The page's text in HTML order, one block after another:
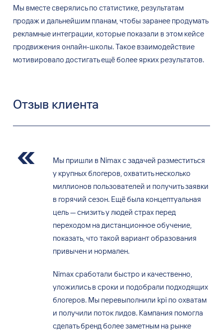
Мы вместе сверялись по статистике, результатам
продаж и дальнейшим планам, чтобы заранее продумать
рекламные интеграции, которые показали в этом кейсе
продвижения онлайн-школы. Такое взаимодействие
мотивировало достигать ещё более ярких результатов.
Отзыв клиента
Мы пришли в Nimax с задачей разместиться
у крупных блогеров, охватить несколько
миллионов пользователей и получить заявки
в горячий сезон. Ещё была концептуальная
цель — снизить у людей страх перед
переходом на дистанционное обучение,
показать, что такой вариант образования
привычен и нормален.
Nimax сработали быстро и качественно,
уложились в сроки и подобрали подходящих
блогеров. Мы перевыполнили kpi по охватам
и получили поток лидов. Кампания помогла
сделать бренд более заметным на рынке